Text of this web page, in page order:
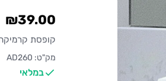
₪39.00
קופסת
מק"ט: AD260
במלאי